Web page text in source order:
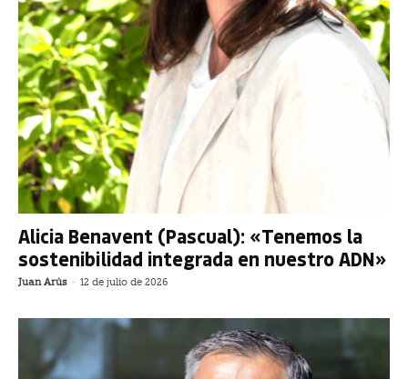
Alicia Benavent (Pascual): «Tenemos la
sostenibilidad integrada en nuestro ADN»
Juan Arús - 12 de julio de 2026